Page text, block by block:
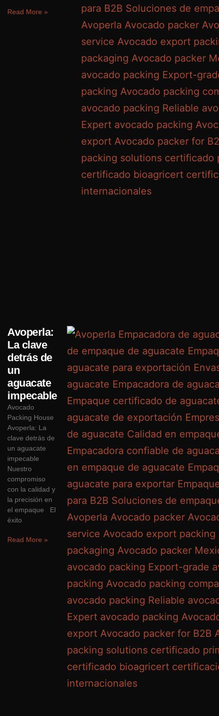
Read More »
Avoperla:
La clave
detrás de
un
aguacate
impecable
Avocado
Packing House
Avoperla: La
clave detrás de
un aguacate
impecable
Nuestro
compromiso
con la calidad y
la precisión en
el empaque El
éxito
Read More »